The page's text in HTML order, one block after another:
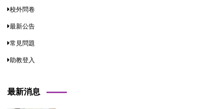
校外問卷
最新公告
常見問題
助教登入
最新消息